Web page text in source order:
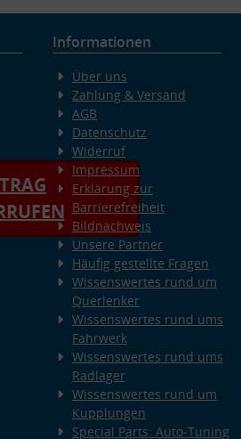
Informationen
Über uns
Zahlung & Versand
AGB
Datenschutz
Widerruf
Impressum
Erklärung zur
Barrierefreiheit
Bildnachweis
Unsere Partner
Häufig gestellte Fragen
Wissenswertes rund um
Querlenker
Wissenswertes rund ums
Fahrwerk
Wissenswertes rund ums
Radlager
Wissenswertes rund um
Kupplungen
Special Parts: Auto-Tuning